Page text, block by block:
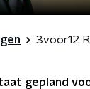
3voor12
gepland